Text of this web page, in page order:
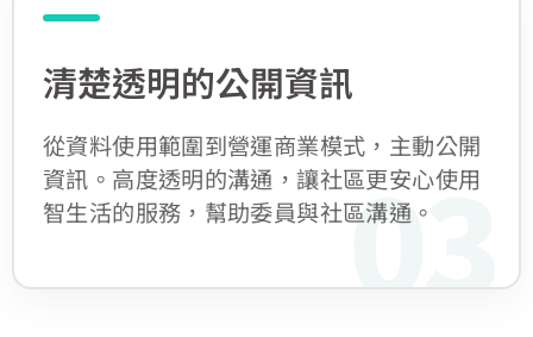
清楚透明的公開資訊
從資料使用範圍到營運商業模式，主動公開
資訊。高度透明的溝通，讓社區更安心使用
智生活的服務，幫助委員與社區溝通。
03